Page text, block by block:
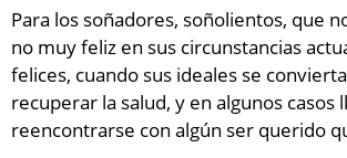
Para los soñadores, soñolientos, que
no muy feliz en sus circunstancias
felices, cuando sus ideales se
recuperar la salud, y en algunos
reencontrarse con algún ser querido